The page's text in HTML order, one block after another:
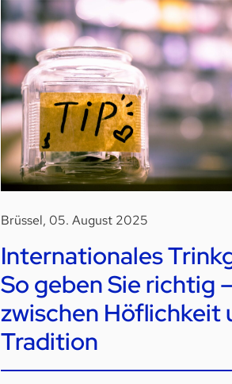
Brüssel, 05. August 2025
Internationales
So geben Sie richtig –
zwischen Höflichkeit
Tradition